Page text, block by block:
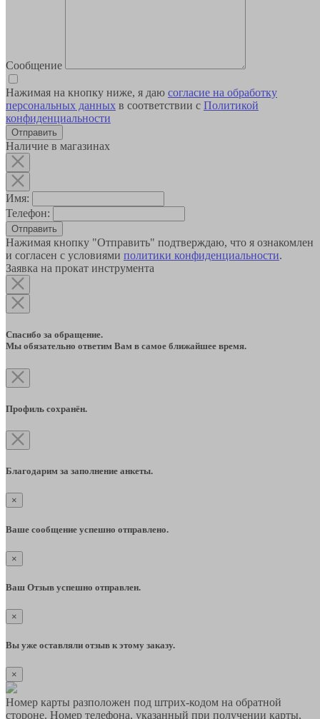
Сообщение
Нажимая на кнопку ниже, я даю согласие на обработку
персональных данных в соответствии с Политикой
конфиденциальности
Наличие в магазинах
Имя:
Телефон:
Отправить
Нажимая кнопку "Отправить" подтверждаю, что я ознакомлен
и согласен с условиями политики конфиденциальности.
Заявка на прокат инструмента
Спасибо за обращение.
Мы обязательно ответим Вам в самое ближайшее время.
Профиль сохранён.
Благодарим за заполнение анкеты.
×
Ваше сообщение успешно отправлено.
×
Ваш Отзыв успешно отправлен.
×
Вы уже оставляли отзыв к этому заказу.
×
Номер карты разположен под штрих-кодом на обратной
стороне. Номер телефона, указанный при получении карты,